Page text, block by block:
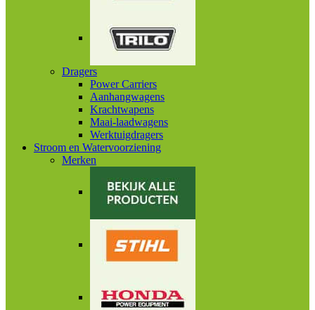
Dragers
Power Carriers
Aanhangwagens
Krachtwapens
Maai-laadwagens
Werktuigdragers
Stroom en Watervoorziening
Merken